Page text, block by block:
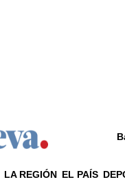
LA REGIÓN EL PAÍS